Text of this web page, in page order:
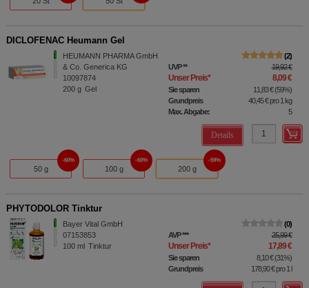
DICLOFENAC Heumann Gel
HEUMANN PHARMA GmbH
& Co. Generica KG
10097874
200 g Gel
2
UVP** 19,92 €
Unser Preis* 8,09 €
Sie sparen 11,83 €(59%)
Grundpreis
40,45 €pro 1 kg
Max. Abgabe:
5
Details
50 g
60%
100 g
60%
200 g
59%
PHYTODOLOR Tinktur
Bayer Vital GmbH
07153853
100 ml Tinktur
0
AVP*** 25,99 €
Unser Preis* 17,89 €
Sie sparen 8,10 €(31%)
Grundpreis
178,90 €pro 1 l